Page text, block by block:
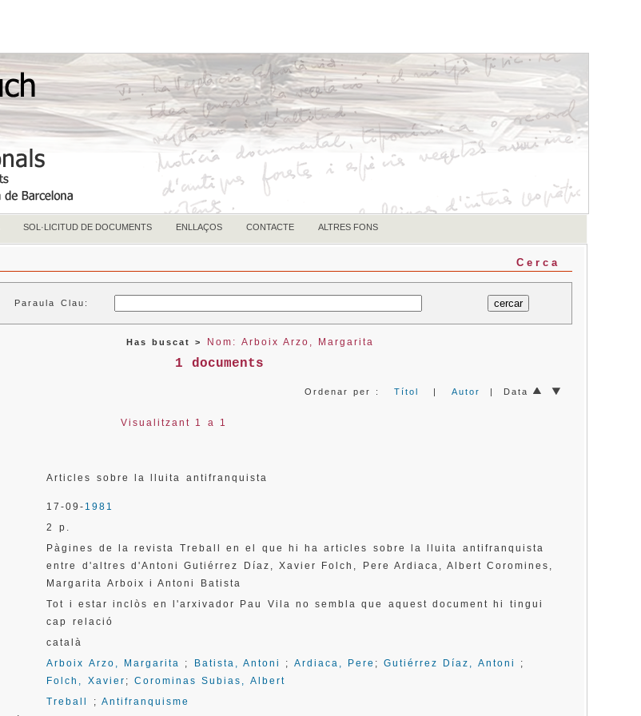
SOL·LICITUD DE DOCUMENTS ENLLAÇOS CONTACTE ALTRES FONS
Cerca
Paraula Clau:
Has buscat > Nom: Arboix Arzo, Margarita
1 documents
Ordenar per :Títol |Autor | Data
Visualitzant 1 a 1
Articles sobre la lluita antifranquista
17-09- 1981
2 p.
Pàgines de la revista Treball en el que hi ha articles sobre la lluita antifranquista
entre d'altres d'Antoni Gutiérrez Díaz, Xavier Folch, Pere Ardiaca, Albert Coromines,
Margarita Arboix i Antoni Batista
Tot i estar inclòs en l'arxivador Pau Vila no sembla que aquest document hi tingui
cap relació
català
Arboix Arzo, Margarita ; Batista, Antoni ; Ardiaca, Pere ;Gutiérrez Díaz, Antoni
;
Folch, Xavier ;Corominas Subias, Albert
Treball ;Antifranquisme